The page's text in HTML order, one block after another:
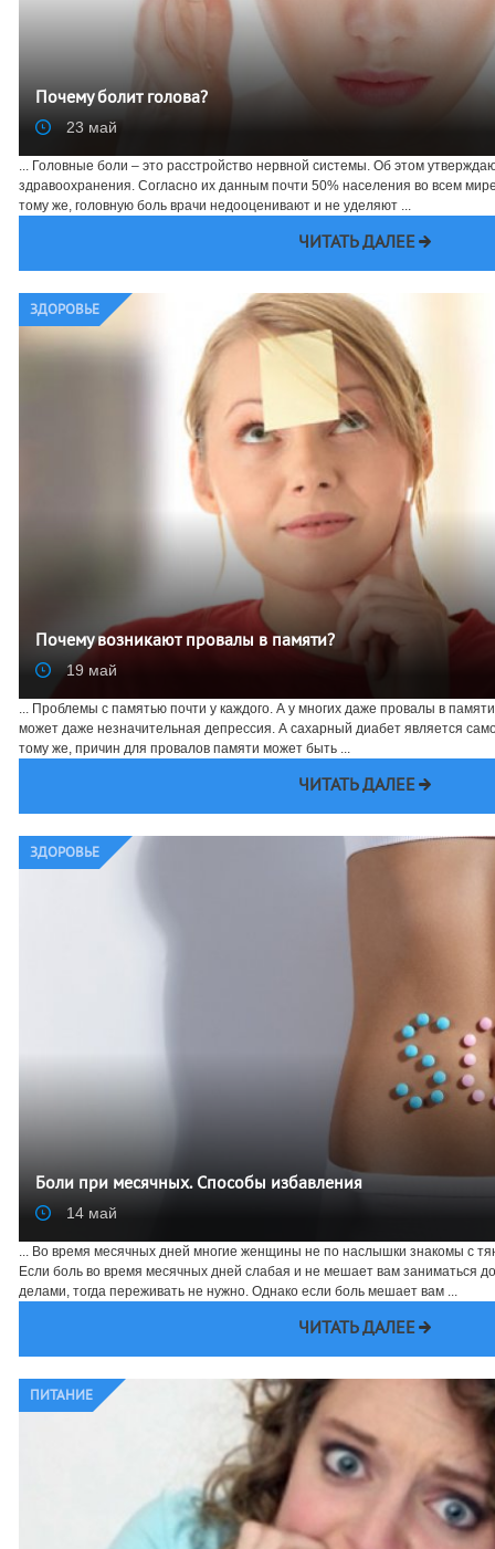
Почему болит голова?
23 май
... Головные боли – это расстройство нервной системы. Об этом
здравоохранения. Согласно их данным почти 50% населения во всем
тому же, головную боль врачи недооценивают и не уделяют ...
ЧИТАТЬ ДАЛЕЕ
ЗДОРОВЬЕ
Почему возникают провалы в памяти?
19 май
... Проблемы с памятью почти у каждого. А у многих даже провалы в
может даже незначительная депрессия. А сахарный диабет является
тому же, причин для провалов памяти может быть ...
ЧИТАТЬ ДАЛЕЕ
ЗДОРОВЬЕ
Боли при месячных. Способы избавления
14 май
... Во время месячных дней многие женщины не по наслышки знакомы с
Если боль во время месячных дней слабая и не мешает вам заниматься
делами, тогда переживать не нужно. Однако если боль мешает вам ...
ЧИТАТЬ ДАЛЕЕ
ПИТАНИЕ